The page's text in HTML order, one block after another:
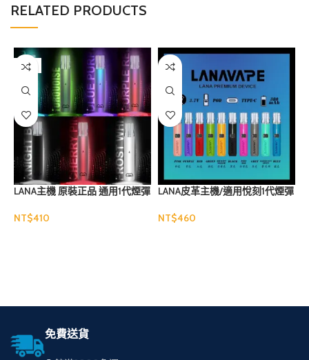
RELATED PRODUCTS
售罄
LANA主機 原裝正品 通用1代煙彈
NT$
LANA皮革主機/適用悅刻1代煙彈
NT$
免費送貨